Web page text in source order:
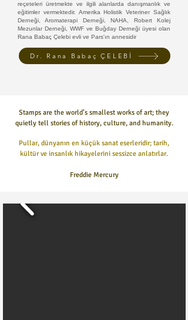
reçeteleri üretmekte ve ilgili alanlarda danışmanlık ve
eğitimler vermektedir. Amerika Holistik Veteriner Sağlık
Derneği, Aromaterapi Derneği, NAHA, Robert Kolej
Mezunlar Derneği, WWF ve Buğday Derneği üyesi olan
Rana Babaç Çelebi evli ve Pars'ın annesidir
Dr. Rana Babaç ÇELEBİ
Stamps are the world’s smallest works of art; they
quietly tell stories of history, culture, and humanity.
Pullar, dünyanın en küçük sanat eserleridir; tarih,
kültür ve insanlık hikayelerini sessizce anlatırlar.
Freddie Mercury